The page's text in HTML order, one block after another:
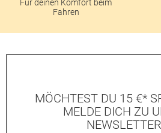
Für deinen Komfort beim
Fahren
MÖCHTEST DU 15 €*
MELDE DICH ZU